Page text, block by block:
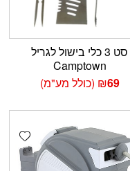
סט 3 כלי בישול לגריל
Camptown
₪69 (כולל מע"מ)